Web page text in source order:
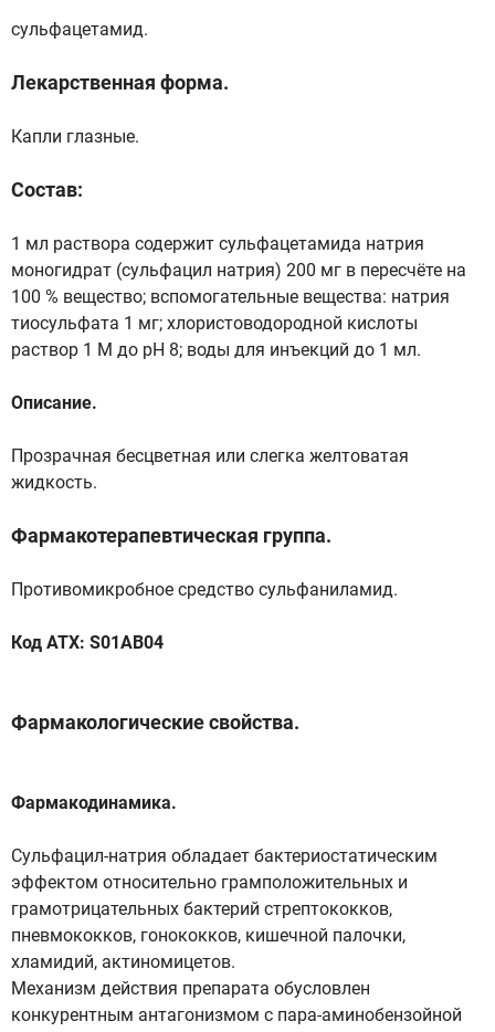
сульфацетамид.
Лекарственная форма.
Капли глазные.
Состав:
1 мл раствора содержит сульфацетамида натрия
моногидрат (сульфацил натрия) 200 мг в пересчёте на
100 % вещество; вспомогательные вещества: натрия
тиосульфата 1 мг; хлористоводородной кислоты
раствор 1 М до рН 8; воды для инъекций до 1 мл.
Описание.
Прозрачная бесцветная или слегка желтоватая
жидкость.
Фармакотерапевтическая группа.
Противомикробное средство сульфаниламид.
Код АТХ: S01AB04
Фармакологические свойства.
Фармакодинамика.
Сульфацил-натрия обладает бактериостатическим
эффектом относительно грамположительных и
грамотрицательных бактерий стрептококков,
пневмококков, гонококков, кишечной палочки,
хламидий, актиномицетов.
Механизм действия препарата обусловлен
конкурентным антагонизмом с пара-аминобензойной